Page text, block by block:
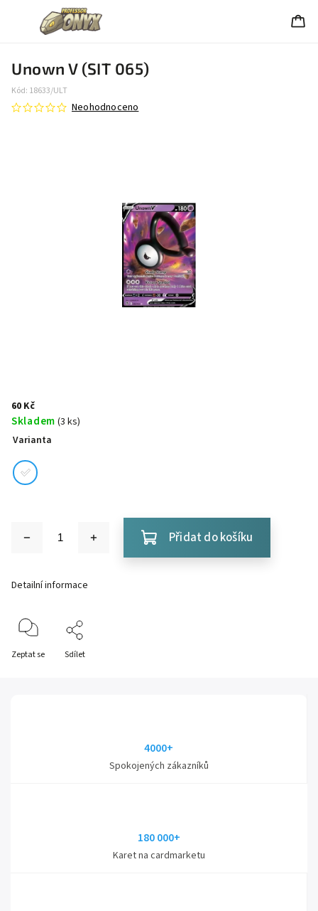
Unown V (SIT 065)
Kód: 18633/ULT
Neohodnoceno
60 Kč
Skladem (3 ks)
Varianta
Přidat do košíku
Detailní informace
Zeptat se Sdílet
4000+
Spokojených zákazníků
180 000+
Karet na cardmarketu